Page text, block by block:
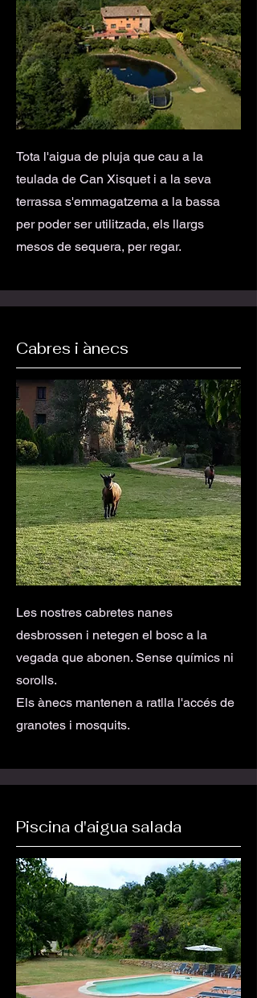
Tota l'aigua de pluja que cau a la
teulada de Can Xisquet i a la seva
terrassa s'emmagatzema a la bassa
per poder ser utilitzada, els llargs
mesos de sequera, per regar.
Cabres i ànecs
Les nostres cabretes nanes
desbrossen i netegen el bosc a la
vegada que abonen. Sense químics ni
sorolls.
Els ànecs mantenen a ratlla l'accés de
granotes i mosquits.
Piscina d'aigua salada